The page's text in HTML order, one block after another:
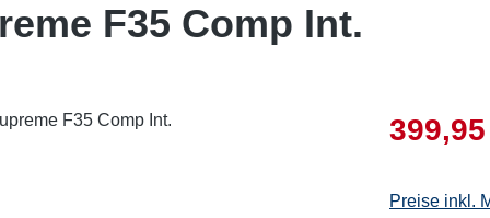
F35 Comp Int.
Preise inkl.